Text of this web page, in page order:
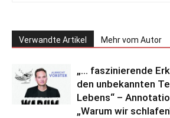
Verwandte Artikel Mehr vom Autor
„… faszinierende
den unbekannten
Lebens“ –
„Warum wir